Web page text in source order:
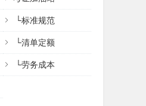
└标准规范
└清单定额
└劳务成本